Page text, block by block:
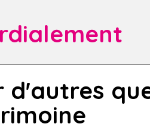
d'autres